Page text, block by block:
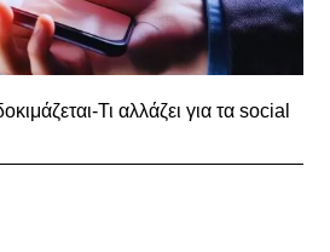
Τι αλλάζει για τα social